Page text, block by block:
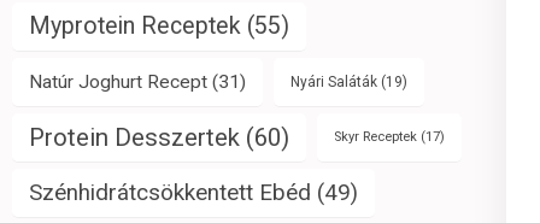
Myprotein Receptek (55)
Natúr Joghurt Recept (31) Nyári Saláták (19)
Protein Desszertek (60) Skyr Receptek (17)
Szénhidrátcsökkentett Ebéd (49)